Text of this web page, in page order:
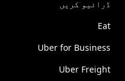
ڈرائیو کریں
Eat
Uber for Business
Uber Freight